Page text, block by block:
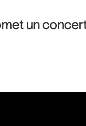
un